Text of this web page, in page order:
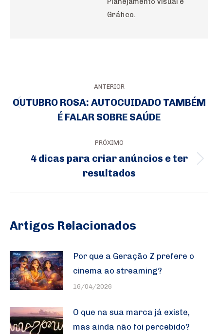
Gráfico.
de
ANTERIOR
OUTUBRO ROSA: AUTOCUIDADO TAMBÉM
É FALAR SOBRE SAÚDE
PRÓXIMO
4 dicas para criar anúncios e ter
resultados
Artigos Relacionados
Por que a Geração Z prefere o
cinema ao streaming?
16/04/2026
O que na sua marca já existe,
mas ainda não foi percebido?